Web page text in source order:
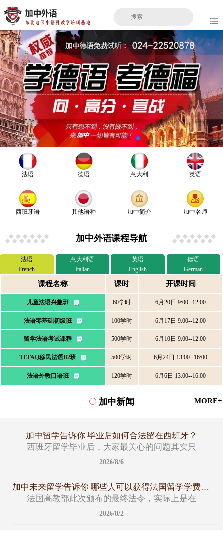
法语 德语 意大利 英语
西班牙语 其他语种 加中简介 加中名师
加中外语课程导航
法语
French
意大利语
Italian
英语
English
德语
German
课程名称 课时 开课时间
儿童法语兴趣班 60学时 6月20日 9:00--12:00
法语零基础初级班 100学时 6月17日 9:00--12:00
留学法语考试课程 500学时 6月10日 9:00--12:00
TEFAQ移民法语B2班 500学时 6月24日 13:00--16:00
法语外教口语班 120学时 6月6日 13:00--16:00
加中新闻 MORE+
加中留学告诉你 毕业后如何合法留在西班牙？
西班牙留学毕业后，大家最关心的问题其实只
2026/8/6
加中未来留学告诉你 哪些人可以获得法国留学学费减免名额
法国高教部此次颁布的最终法令，实际上是在
2026/8/2